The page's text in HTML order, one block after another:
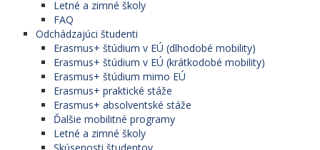
Letné a zimné školy
FAQ
Odchádzajúci študenti
Erasmus+ štúdium v EÚ (dlhodobé mobility)
Erasmus+ štúdium v EÚ (krátkodobé mobility)
Erasmus+ štúdium mimo EÚ
Erasmus+ praktické stáže
Erasmus+ absolventské stáže
Ďalšie mobilitné programy
Letné a zimné školy